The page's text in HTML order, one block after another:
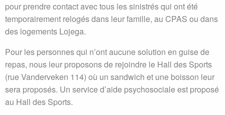
pour prendre contact avec tous les sinistrés qui ont été
temporairement relogés dans leur famille, au CPAS ou dans
des logements Lojega.
Pour les personnes qui n’ont aucune solution en guise de
repas, nous leur proposons de rejoindre le Hall des Sports
(rue Vanderveken 114) où un sandwich et une boisson leur
sera proposés. Un service d’aide psychosociale est proposé
au Hall des Sports.